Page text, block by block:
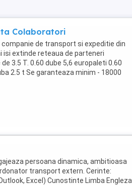
Colaboratori
, companie de transport si expeditie din
isi extinde reteaua de parteneri
3.5 T. 0.60 dube 5,6 europaleti 0.60
2.5 t Se garanteaza minim - 18000
persoana dinamica, ambitioasa
transport extern. Cerinte:
Excel) Cunostinte Limba Engleza